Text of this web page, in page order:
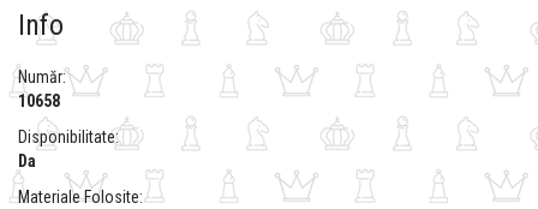
Info
Număr:
10658
Disponibilitate:
Da
Materiale Folosite: